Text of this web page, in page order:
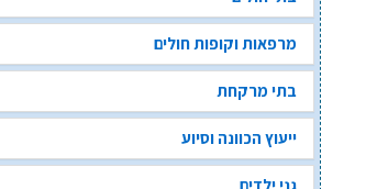
מרפאות וקופות חולים
בתי מרקחת
ייעוץ הכוונה וסיוע